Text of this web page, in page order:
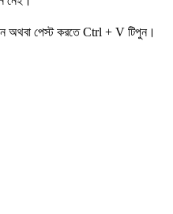
অথবা পেস্ট করতে Ctrl + V টিপুন।